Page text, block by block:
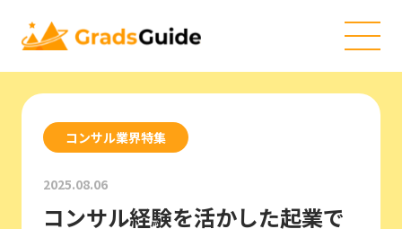
コンサル業界特集
2025.08.06
コンサル経験を活かした起業で